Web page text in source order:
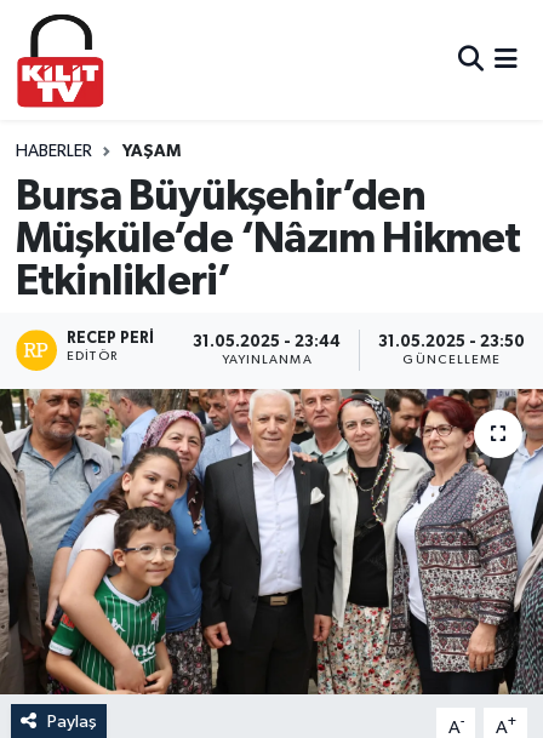
HABERLER YAŞAM
Bursa Büyükşehir’den
Müşküle’de ‘Nâzım Hikmet
Etkinlikleri’
RECEP PERI
EDITÖR
31.05.2025 - 23:44
YAYINLANMA
31.05.2025 - 23:50
GÜNCELLEME
Paylaş A- A+
Hava Durumu
Trafik Durumu
Süper Lig Puan Durumu ve Fikstür
Tüm Manşetler
Son Dakika Haberleri
Haber Arşivi